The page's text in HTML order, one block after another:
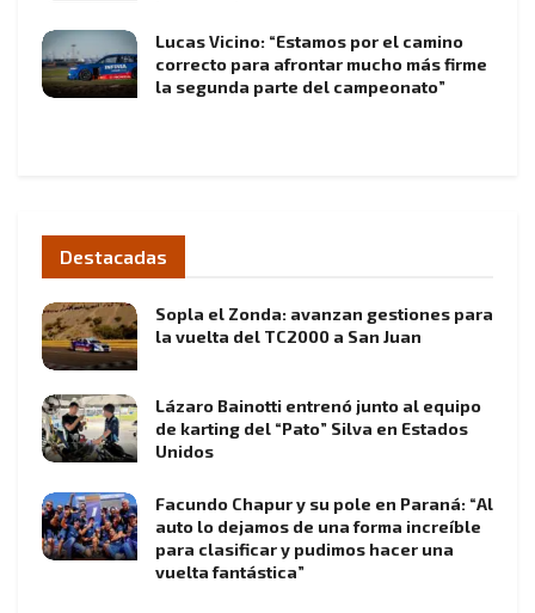
Lucas Vicino: “Estamos por el camino
correcto para afrontar mucho más firme
la segunda parte del campeonato”
Destacadas
Sopla el Zonda: avanzan gestiones para
la vuelta del TC2000 a San Juan
Lázaro Bainotti entrenó junto al equipo
de karting del “Pato” Silva en Estados
Unidos
Facundo Chapur y su pole en Paraná: “Al
auto lo dejamos de una forma increíble
para clasificar y pudimos hacer una
vuelta fantástica”